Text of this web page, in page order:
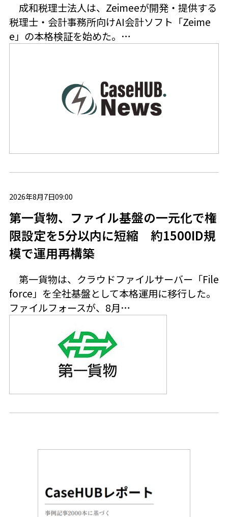
成和税理士法人は、Zeimeeが開発・提供する
税理士・会計事務所向けAI会計ソフト「Zeime
e」の本格検証を始めた。…
2026年8月7日09:00
第一貨物、ファイル基盤の一元化で権
限設定を5分以内に短縮 約1500ID規
模で運用再構築
第一貨物は、クラウドファイルサーバー「File
force」を全社基盤として本格運用に移行した。
ファイルフォースが、8月…